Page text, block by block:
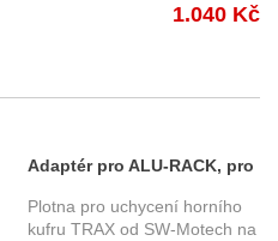
1.040 Kč
Adaptér pro ALU-RACK, pro
horní kufry TRAX
Plotna pro uchycení horního
kufru TRAX od SW-Motech na